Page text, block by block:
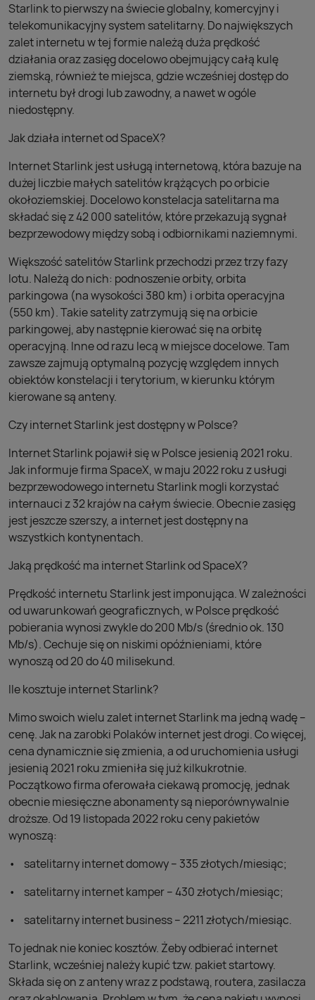
Starlink to pierwszy na świecie globalny, komercyjny i
telekomunikacyjny system satelitarny. Do największych
zalet internetu w tej formie należą duża prędkość
działania oraz zasięg docelowo obejmujący całą kulę
ziemską, również te miejsca, gdzie wcześniej dostęp do
internetu był drogi lub zawodny, a nawet w ogóle
niedostępny.
Jak działa internet od SpaceX?
Internet Starlink jest usługą internetową, która bazuje na
dużej liczbie małych satelitów krążących po orbicie
okołoziemskiej. Docelowo konstelacja satelitarna ma
składać się z 42 000 satelitów, które przekazują sygnał
bezprzewodowy między sobą i odbiornikami naziemnymi.
Większość satelitów Starlink przechodzi przez trzy fazy
lotu. Należą do nich: podnoszenie orbity, orbita
parkingowa (na wysokości 380 km) i orbita operacyjna
(550 km). Takie satelity zatrzymują się na orbicie
parkingowej, aby następnie kierować się na orbitę
operacyjną. Inne od razu lecą w miejsce docelowe. Tam
zawsze zajmują optymalną pozycję względem innych
obiektów konstelacji i terytorium, w kierunku którym
kierowane są anteny.
Czy internet Starlink jest dostępny w Polsce?
Internet Starlink pojawił się w Polsce jesienią 2021 roku.
Jak informuje firma SpaceX, w maju 2022 roku z usługi
bezprzewodowego internetu Starlink mogli korzystać
internauci z 32 krajów na całym świecie. Obecnie zasięg
jest jeszcze szerszy, a internet jest dostępny na
wszystkich kontynentach.
Jaką prędkość ma internet Starlink od SpaceX?
Prędkość internetu Starlink jest imponująca. W zależności
od uwarunkowań geograficznych, w Polsce prędkość
pobierania wynosi zwykle do 200 Mb/s (średnio ok. 130
Mb/s). Cechuje się on niskimi opóźnieniami, które
wynoszą od 20 do 40 milisekund.
Ile kosztuje internet Starlink?
Mimo swoich wielu zalet internet Starlink ma jedną wadę –
cenę. Jak na zarobki Polaków internet jest drogi. Co więcej,
cena dynamicznie się zmienia, a od uruchomienia usługi
jesienią 2021 roku zmieniła się już kilkukrotnie.
Początkowo firma oferowała ciekawą promocję, jednak
obecnie miesięczne abonamenty są nieporównywalnie
droższe. Od 19 listopada 2022 roku ceny pakietów
wynoszą:
satelitarny internet domowy – 335 złotych/miesiąc;
satelitarny internet kamper – 430 złotych/miesiąc;
satelitarny internet business – 2211 złotych/miesiąc.
To jednak nie koniec kosztów. Żeby odbierać internet
Starlink, wcześniej należy kupić tzw. pakiet startowy.
Składa się on z anteny wraz z podstawą, routera, zasilacza